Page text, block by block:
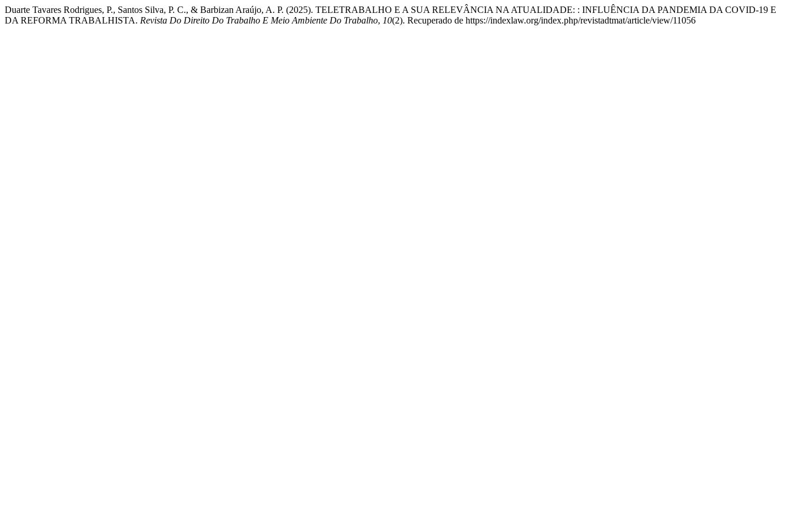
Duarte Tavares Rodrigues, P., Santos Silva, P. C., & Barbizan Araújo, A. P. (2025). TELETRABALHO E A SUA RELEVÂNCIA NA ATUALIDADE: : INFLUÊNCIA DA PANDEMIA DA COVID-19 E
DA REFORMA TRABALHISTA. Revista Do Direito Do Trabalho E Meio Ambiente Do Trabalho, 10(2). Recuperado de https://indexlaw.org/index.php/revistadtmat/article/view/11056